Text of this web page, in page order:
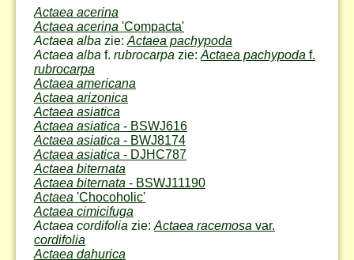
Actaea acerina
Actaea acerina 'Compacta'
Actaea alba zie: Actaea pachypoda
Actaea alba f. rubrocarpa zie: Actaea pachypoda f.
rubrocarpa
Actaea americana
Actaea arizonica
Actaea asiatica
Actaea asiatica - BSWJ616
Actaea asiatica - BWJ8174
Actaea asiatica - DJHC787
Actaea biternata
Actaea biternata - BSWJ11190
Actaea 'Chocoholic'
Actaea cimicifuga
Actaea cordifolia zie: Actaea racemosa var.
cordifolia
Actaea dahurica